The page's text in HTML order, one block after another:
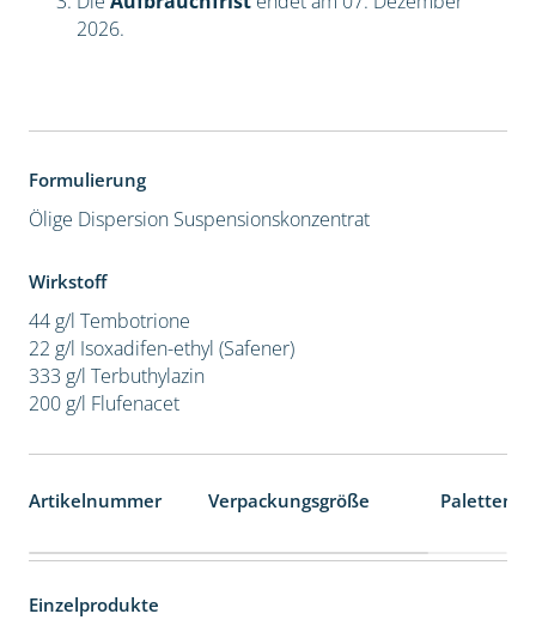
2026.
Formulierung
Ölige Dispersion Suspensionskonzentrat
Wirkstoff
44 g/l Tembotrione
22 g/l Isoxadifen-ethyl (Safener)
333 g/l Terbuthylazin
200 g/l Flufenacet
Artikelnummer Verpackungsgröße
Einzelprodukte